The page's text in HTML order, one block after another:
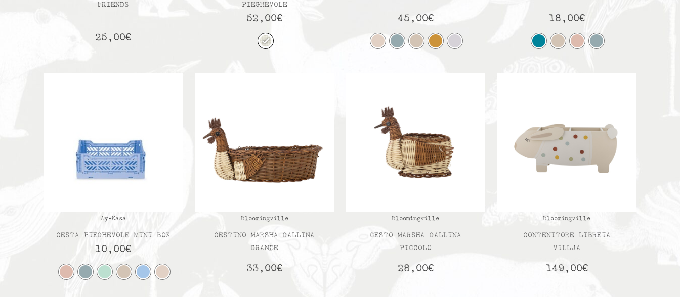
FRIENDS
25,00€
PIEGHEVOLE
52,00€ 45,00€ 18,00€
Ay-Kasa
CESTA PIEGHEVOLE MINI BOX
10,00€
Bloomingville
CESTINO MARSHA GALLINA
GRANDE
33,00€
Bloomingville
CESTO MARSHA GALLINA
PICCOLO
28,00€
Bloomingville
CONTENITORE LIBREIA
VILLJA
149,00€